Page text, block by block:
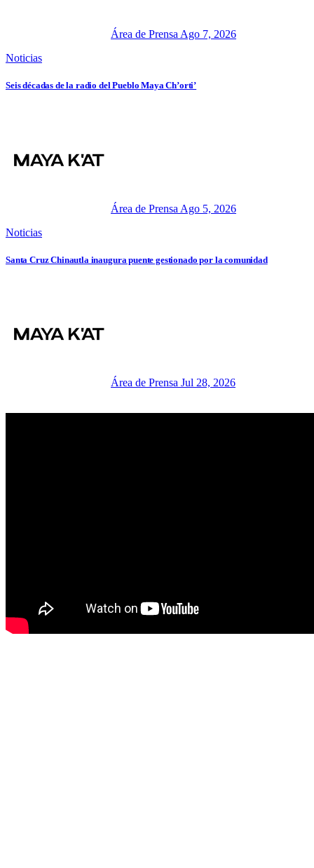
Área de Prensa Ago 7, 2026
Noticias
Seis décadas de la radio del Pueblo Maya Ch’orti’
Área de Prensa Ago 5, 2026
Noticias
Santa Cruz Chinautla inaugura puente gestionado por la comunidad
Área de Prensa Jul 28, 2026